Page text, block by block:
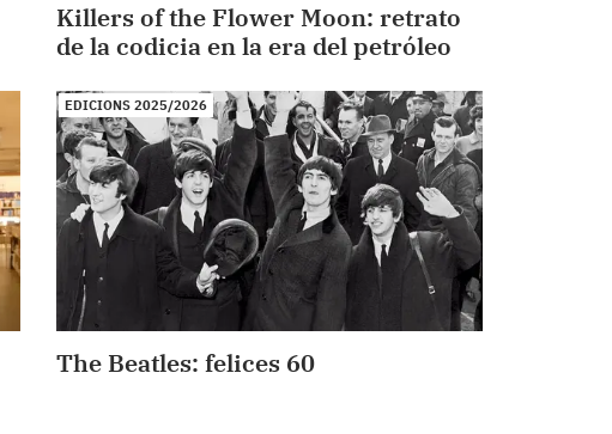
Killers of the Flower Moon: retrato
de la codicia en la era del petróleo
EDICIONS 2025/2026
The Beatles: felices 60